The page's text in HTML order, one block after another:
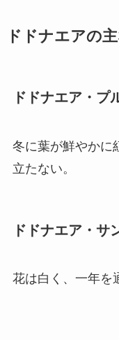
ドドナエアの
ドドナエア・プ
冬に葉が鮮やかに
立たない。
ドドナエア・サ
花は白く、一年を